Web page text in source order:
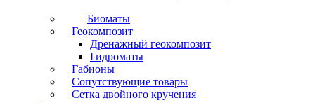
Биоматы
Геокомпозит
Дренажный геокомпозит
Гидроматы
Габионы
Сопутствующие товары
Сетка двойного кручения